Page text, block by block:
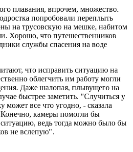
плавания, впрочем, множество.
попробовали переплыть
на трусовскую на мешке, набитом
Хорошо, что путешественников
службы спасения на воде
что исправить ситуацию на
облегчить им работу могли
Даже шалопая, плывущего на
быстрее заметить. "Случиться у
может все что угодно, - сказала
камеры помогли бы
ведь тогда можно было бы
не вслепую".